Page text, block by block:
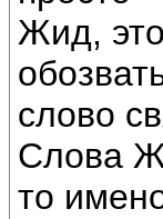
Жид,
слово
Слова
то